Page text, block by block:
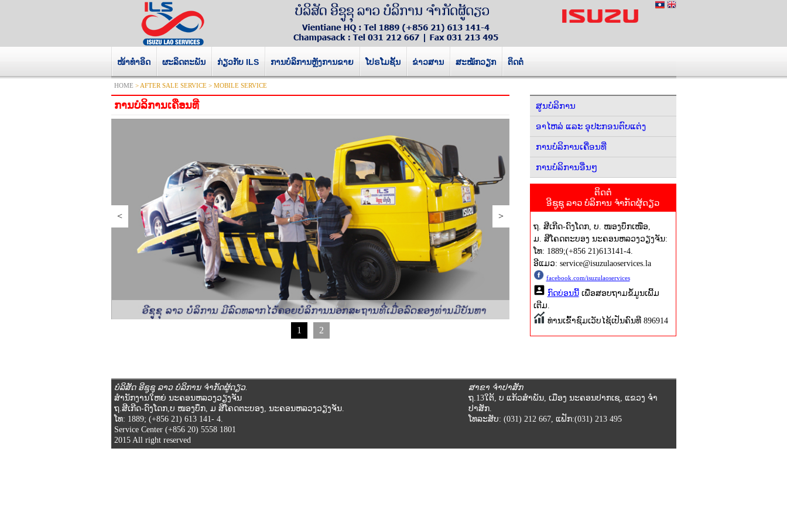
ໜ້າທໍາອິດ ຜະລິດຕະພັນ ກ່ຽວກັບ ILS ການບໍລິການຫຼັງການຂາຍ ໂປຣໂມຊັ້ນ ຂ່າວສານ ສະໝັກວຽກ ຕິດຕໍ່
HOME > AFTER SALE SERVICE > MOBILE SERVICE
ສູນບໍລິການ
ອາໄຫລ່ ແລະ ອຸປະກອນຕົບແຕ່ງ
ການບໍລິການເຄື່ອນທີ່
ການບໍລິການອື່ນໆ
ຕິດຕໍ່
ອີຊູຊຸ ລາວ ບໍລິການ ຈໍາກັດຜຸ້ດຽວ
ຖ. ສີເກີດ-ດົງໂດກ, ບ. ໜອງບຶກເໜືອ,
ມ. ສີໂຄດຕະບອງ ນະຄອນຫລວງວຽງຈັນ:
ໂທ: 1889;(+856 21)613141-4.
ອີແມວ: service@isuzulaoservices.la
facebook.com/isuzulaoservices
ກົດບ່ອນນີ້ເພື່ອສອບຖາມຂໍ້ມູນເພີ້ມ
ເຕີມ.
ທ່ານເຂົ້າຊົມເວັບໄຊ້ເປັນຄົນທີ 896914
ການບໍລິການເຄືອນທີ່
< >
1 2
ສາຂາ ຈໍາປາສັກ
ຖ.13ໃຕ້, ບ ແກ້ວສໍາພັນ, ເມືອງ ນະຄອນປາກເຊ, ແຂວງ ຈໍາ
ປາສັກ.
ໂທລະສັບ: (031) 212 667, ແຟັກ:(031) 213 495
ບໍລິສັດ ອີຊູຊຸ ລາວ ບໍລິການ ຈໍາກັດຜູ້ດຽວ.
ສໍານັກງານໃຫຍ່ ນະຄອນຫລວງວຽງຈັນ
ຖ.ສີເກີດ-ດົງໂດກ,ບ ໜອງບຶກ, ມ ສີໂຄດຕະບອງ, ນະຄອນຫລວງວຽງຈັນ.
ໂທ: 1889; (+856 21) 613 141- 4.
Service Center (+856 20) 5558 1801
2015 All right reserved